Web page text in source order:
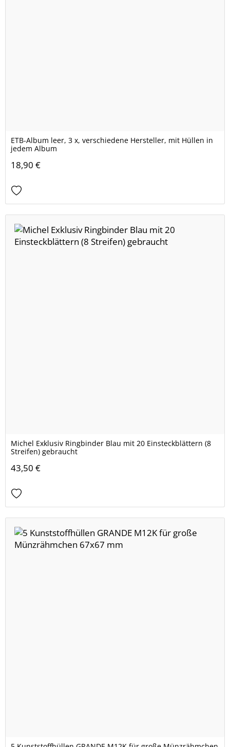
ETB-Album leer, 3 x, verschiedene Hersteller, mit Hüllen in
jedem Album
18,90 €
Michel Exklusiv Ringbinder Blau mit 20 Einsteckblättern (8
Streifen) gebraucht
43,50 €